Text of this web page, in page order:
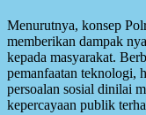
Menurutnya, konsep
memberikan dampak
kepada masyarakat.
pemanfaatan teknologi,
persoalan sosial dinilai
kepercayaan publik